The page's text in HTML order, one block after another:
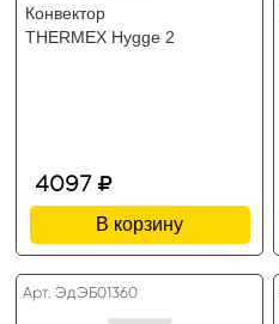
Конвектор
THERMEX Hygge 2
4097
В корзину
Арт. ЭдЭБ01360